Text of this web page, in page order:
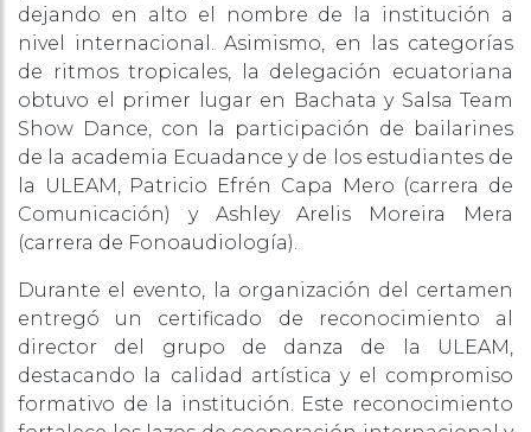
dejando en alto el nombre de la institución a
nivel internacional. Asimismo, en las categorías
de ritmos tropicales, la delegación ecuatoriana
obtuvo el primer lugar en Bachata y Salsa Team
Show Dance, con la participación de bailarines
de la academia Ecuadance y de los estudiantes de
la ULEAM, Patricio Efrén Capa Mero (carrera de
Comunicación) y Ashley Arelis Moreira Mera
(carrera de Fonoaudiología).
Durante el evento, la organización del certamen
entregó un certificado de reconocimiento al
director del grupo de danza de la ULEAM,
destacando la calidad artística y el compromiso
formativo de la institución. Este reconocimiento